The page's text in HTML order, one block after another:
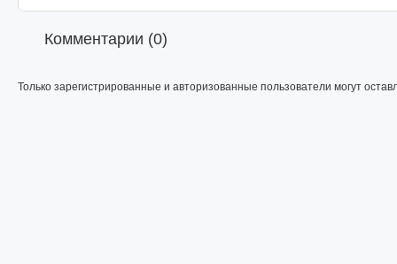
Комментарии (0)
Только зарегистрированные и авторизованные пользователи могут